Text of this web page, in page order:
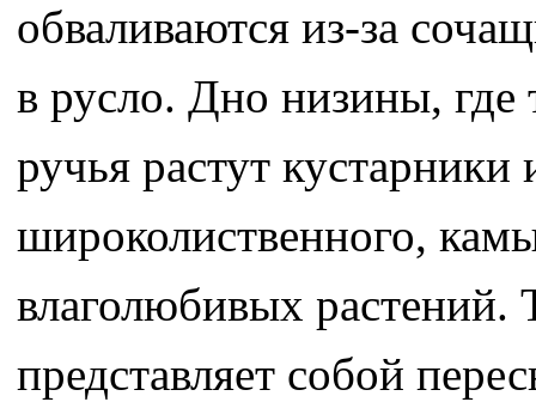
обваливаются из-за
в русло. Дно низины, где
ручья растут кустарники
широколиственного,
влаголюбивых
представляет собой